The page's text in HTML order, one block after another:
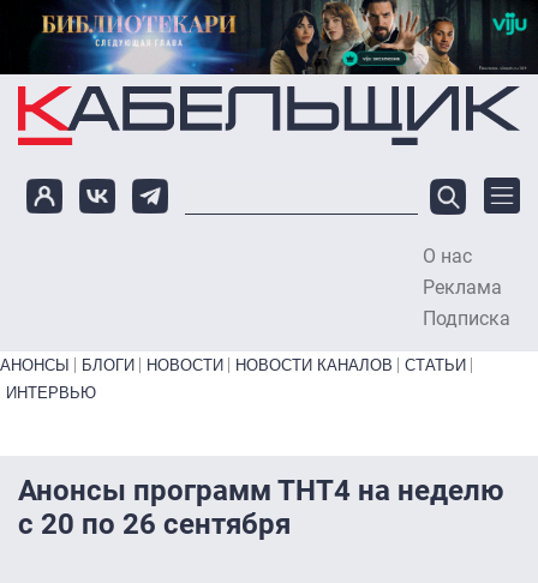
Перейти к основному содержанию
О нас
Реклама
Подписка
Primary links bottom
АНОНСЫ БЛОГИ НОВОСТИ НОВОСТИ КАНАЛОВ
СТАТЬИ
ИНТЕРВЬЮ
Анонсы программ ТНТ4 на неделю
с 20 по 26 сентября